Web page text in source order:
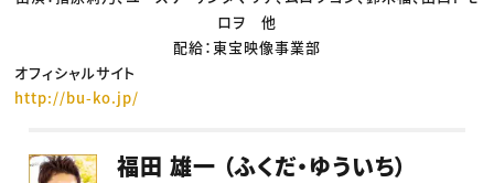
ロヲ 他
配給：東宝映像事業部
オフィシャルサイト
http://bu-ko.jp/
福田 雄一 （ふくだ・ゆういち）